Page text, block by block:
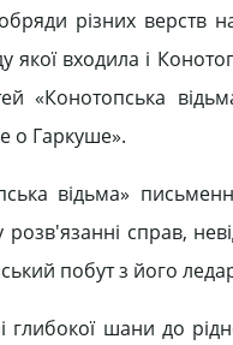
різних верств
якої входила і
«Конотопська
о Гаркуше».
відьма»
справ,
побут з його
шани до